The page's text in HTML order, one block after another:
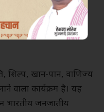
शिल्प, खान-पान, वाणिज्य
वाला कार्यक्रम है। यह
भारतीय जनजातीय